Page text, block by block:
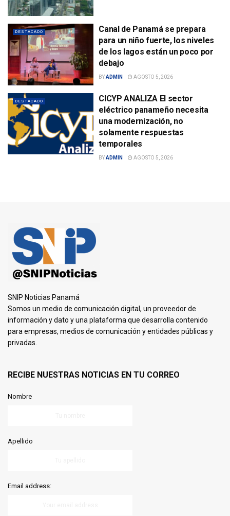
DESTACADO
Canal de Panamá se prepara
para un niño fuerte, los niveles
de los lagos están un poco por
debajo
BYADMIN AGOSTO 5, 2026
DESTACADO
CICYP ANALIZA El sector
eléctrico panameño necesita
una modernización, no
solamente respuestas
temporales
BYADMIN AGOSTO 5, 2026
SNIP Noticias Panamá
Somos un medio de comunicación digital, un proveedor de
información y dato y una plataforma que desarrolla contenido
para empresas, medios de comunicación y entidades públicas y
privadas.
RECIBE NUESTRAS NOTICIAS EN TU CORREO
Nombre
Apellido
Email address: